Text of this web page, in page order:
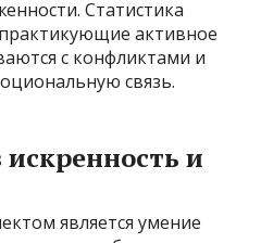
Статистика
активное
с конфликтами и
связь.
и
является умение